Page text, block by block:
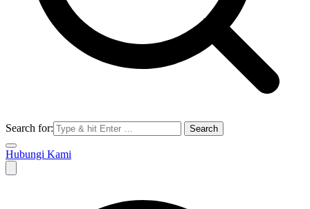
Search for:
Hubungi Kami